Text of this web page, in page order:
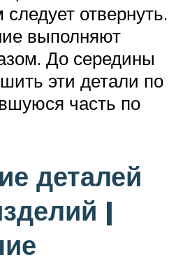
отвернуть.
выполняют
До середины
эти детали по
часть по
деталей
|